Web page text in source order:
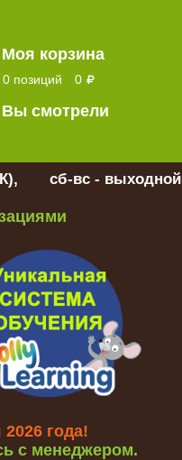
Моя корзина
0 позиций 0
Вы смотрели
сб-вс - выходной
года!
с менеджером.